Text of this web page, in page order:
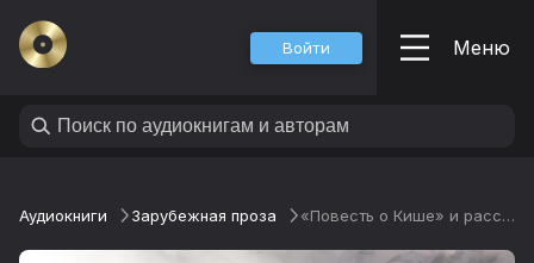
Войти Меню
Аудиокниги Зарубежная проза «Повесть о Кише» и рассказы